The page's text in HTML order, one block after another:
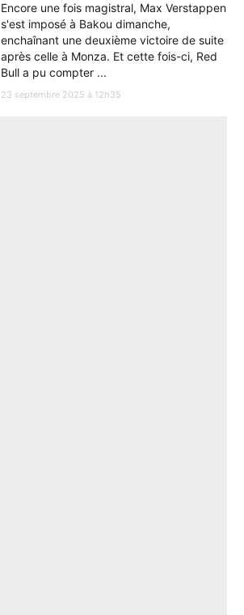
Encore une fois magistral, Max Verstappen
s'est imposé à Bakou dimanche,
enchaînant une deuxième victoire de suite
après celle à Monza. Et cette fois-ci, Red
Bull a pu compter ...
23 septembre 2025 à 12h35